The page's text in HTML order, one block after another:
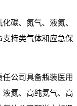
碳、氮气、液氮、
支持类气体和应急保
公司具备瓶装医用
氮、高纯氦气、高